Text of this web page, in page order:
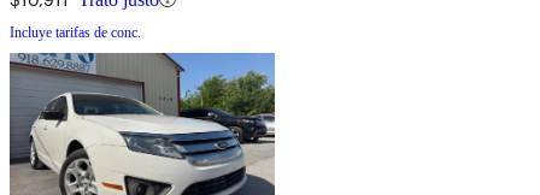
Incluye tarifas de conc.